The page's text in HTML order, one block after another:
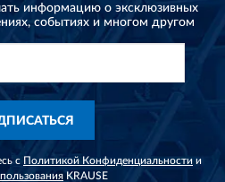
информацию о эксклюзивных
событиях и многом другом
с Политикой Конфиденциальности и
KRAUSE